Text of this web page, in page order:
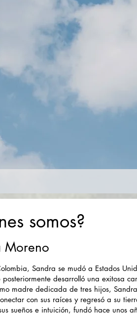
somos?
Moreno
Sandra se mudó a Estados
desarrolló una exitosa
madre dedicada de tres hijos,
con sus raíces y regresó a su
sueños e intuición, fundó hace unos